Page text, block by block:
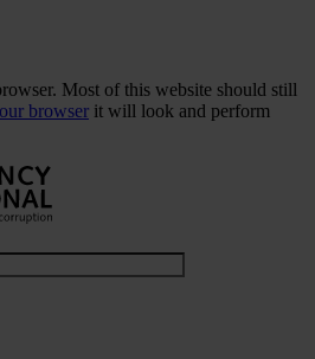
Most of this website should still
browser it will look and perform